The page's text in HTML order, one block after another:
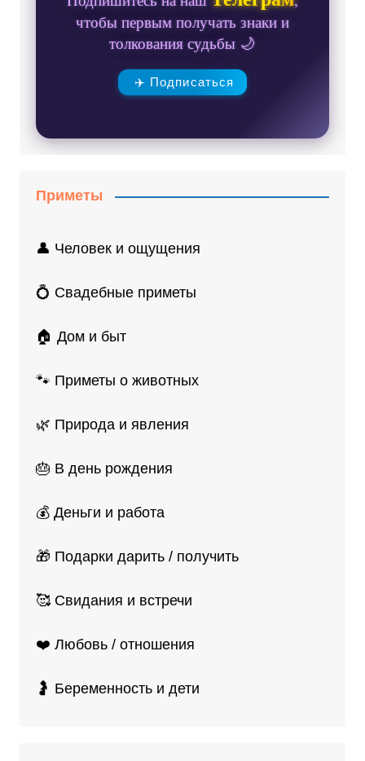
чтобы первым получать знаки и
толкования судьбы 🌙
✈️ Подписаться
Приметы
👤 Человек и ощущения
💍 Свадебные приметы
🏠 Дом и быт
🐾 Приметы о животных
🌿 Природа и явления
🎂 В день рождения
💰 Деньги и работа
🎁 Подарки дарить / получить
🥰 Свидания и встречи
❤️ Любовь / отношения
🤰 Беременность и дети